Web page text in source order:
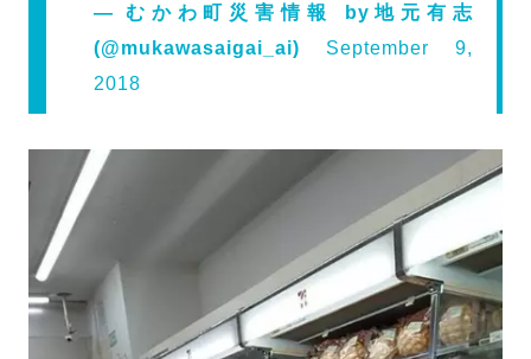
— むかわ町災害情報 by地元有志
(@mukawasaigai_ai) September 9,
2018